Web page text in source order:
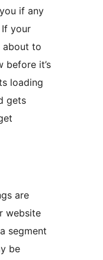
if any
your
about to
before it’s
loading
gets
are
website
segment
be